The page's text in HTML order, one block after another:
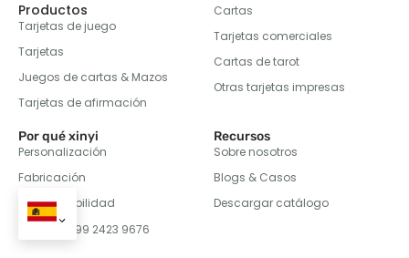
Productos
Tarjetas de juego
Tarjetas
Juegos de cartas & Mazos
Tarjetas de afirmación
Cartas
Tarjetas comerciales
Cartas de tarot
Otras tarjetas impresas
Por qué xinyi
Personalización
Fabricación
Responsabilidad
Recursos
Sobre nosotros
Blogs & Casos
Descargar catálogo
+86 199 2423 9676